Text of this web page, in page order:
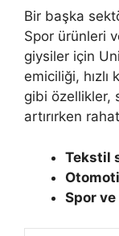
Bir başka
Spor ürünleri
giysiler için
emiciliği,
gibi özellikler,
artırırken
Tekstil
Spor